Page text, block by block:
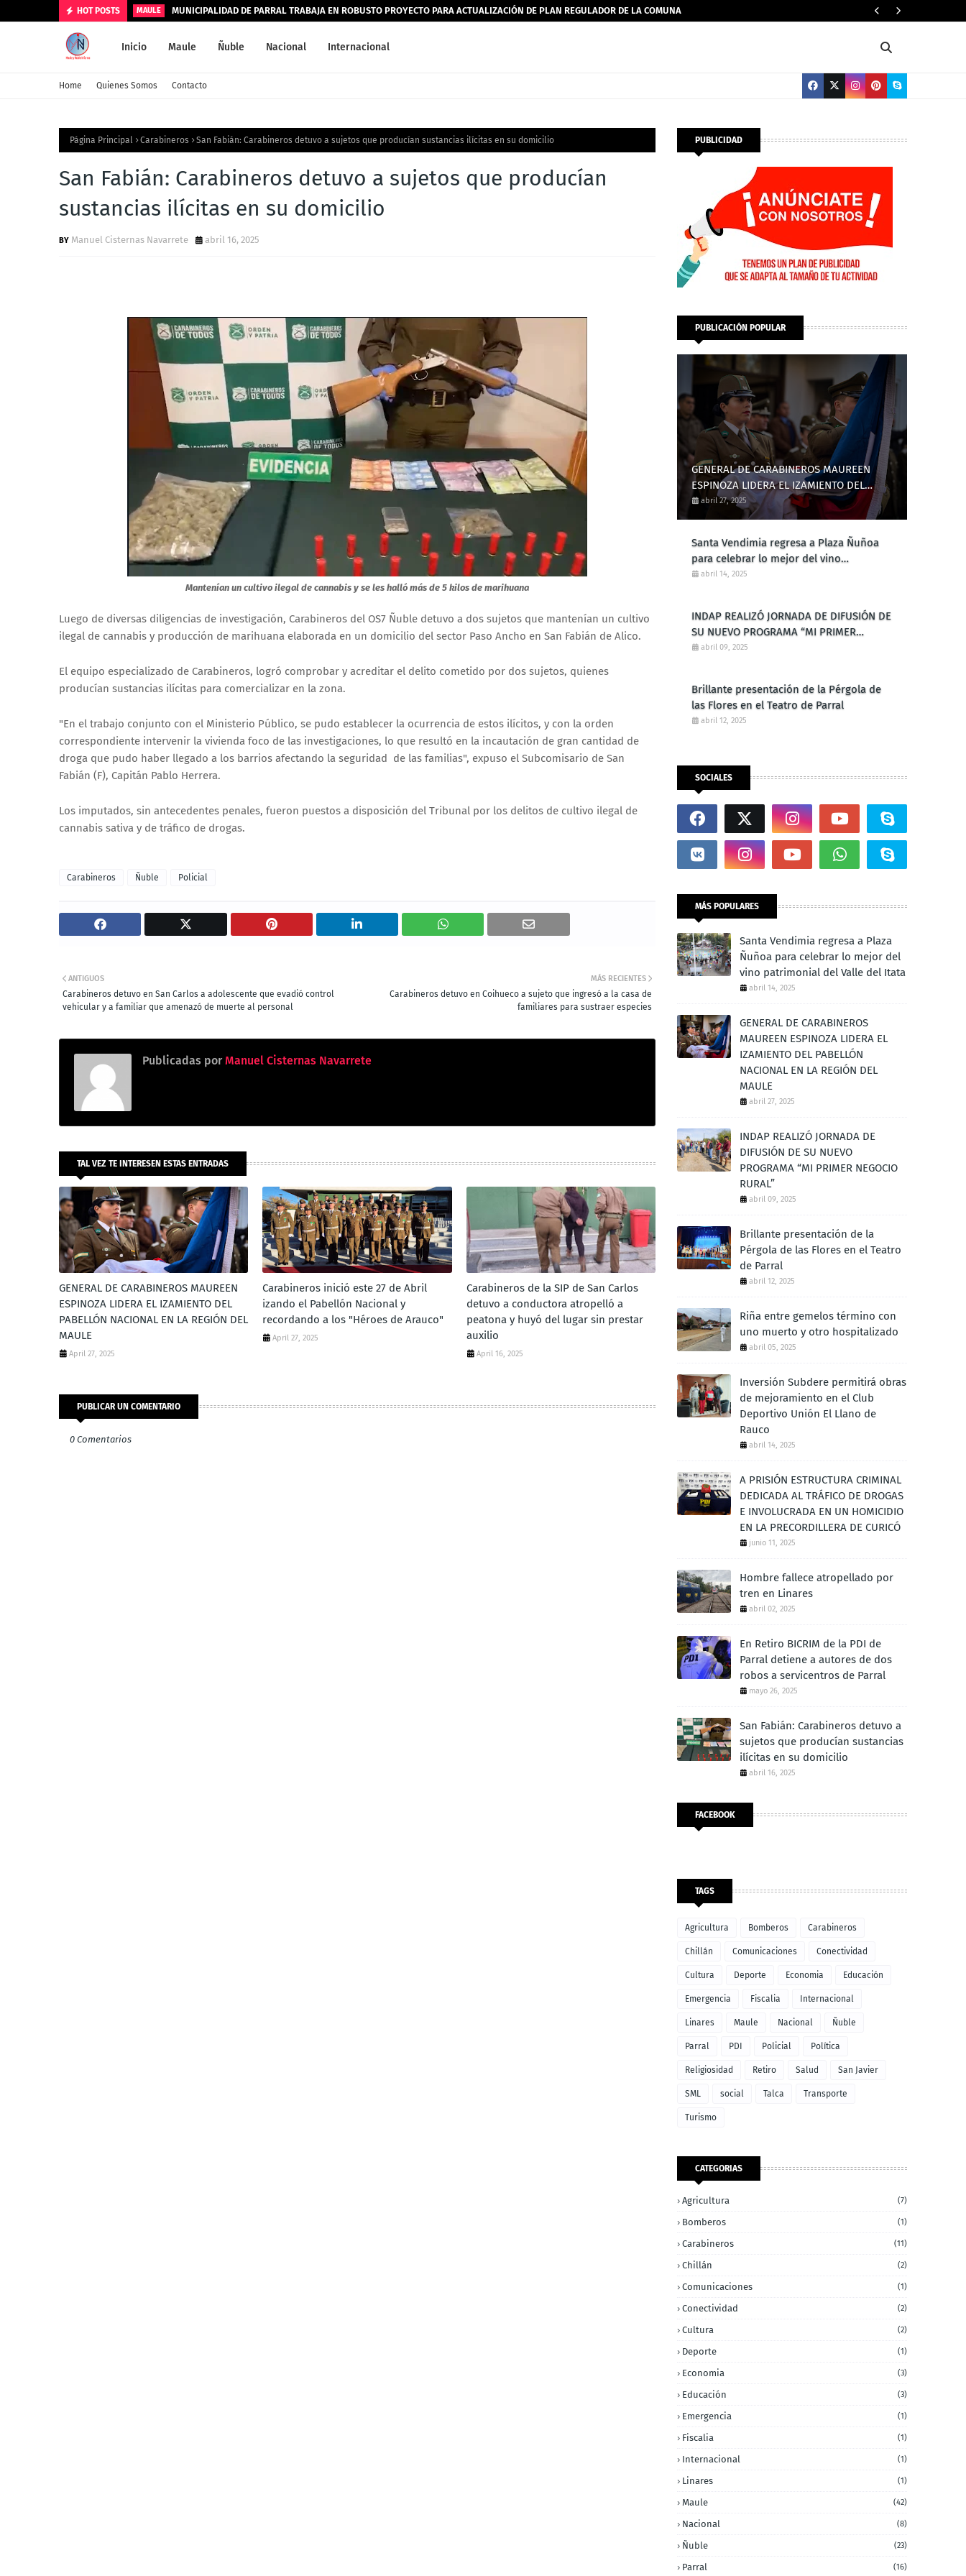
HOT POSTS MAULE MUNICIPALIDAD DE PARRAL TRABAJA EN ROBUSTO PROYECTO PARA ACTUALIZACIÓN DE PLAN REGULADOR DE LA COMUNA
Inicio Maule Ñuble Nacional Internacional
Home Quienes Somos Contacto
Página Principal Carabineros San Fabián: Carabineros detuvo a sujetos que producían sustancias ilícitas en su domicilio
San Fabián: Carabineros detuvo a sujetos que producían
sustancias ilícitas en su domicilio
Manuel Cisternas Navarrete abril 16, 2025
Mantenían un cultivo ilegal de cannabis y se les halló más de 5 kilos de marihuana
Luego de diversas diligencias de investigación, Carabineros del OS7 Ñuble detuvo a dos sujetos que mantenían un cultivo
ilegal de cannabis y producción de marihuana elaborada en un domicilio del sector Paso Ancho en San Fabián de Alico.
El equipo especializado de Carabineros, logró comprobar y acreditar el delito cometido por dos sujetos, quienes
producían sustancias ilícitas para comercializar en la zona.
"En el trabajo conjunto con el Ministerio Público, se pudo establecer la ocurrencia de estos ilícitos, y con la orden
correspondiente intervenir la vivienda foco de las investigaciones, lo que resultó en la incautación de gran cantidad de
droga que pudo haber llegado a los barrios afectando la seguridad de las familias", expuso el Subcomisario de San
Fabián (F), Capitán Pablo Herrera.
Los imputados, sin antecedentes penales, fueron puestos a disposición del Tribunal por los delitos de cultivo ilegal de
cannabis sativa y de tráfico de drogas.
Carabineros Ñuble Policial
MÁS RECIENTES
Carabineros detuvo en Coihueco a sujeto que ingresó a la casa de
familiares para sustraer especies
ANTIGUOS
Carabineros detuvo en San Carlos a adolescente que evadió control
vehicular y a familiar que amenazó de muerte al personal
Publicadas por Manuel Cisternas Navarrete
TAL VEZ TE INTERESEN ESTAS ENTRADAS
GENERAL DE CARABINEROS MAUREEN
ESPINOZA LIDERA EL IZAMIENTO DEL
PABELLÓN NACIONAL EN LA REGIÓN DEL
MAULE
April 27, 2025
Carabineros inició este 27 de Abril
izando el Pabellón Nacional y
recordando a los "Héroes de Arauco"
April 27, 2025
Carabineros de la SIP de San Carlos
detuvo a conductora atropelló a
peatona y huyó del lugar sin prestar
auxilio
April 16, 2025
PUBLICAR UN COMENTARIO
0 Comentarios
PUBLICIDAD
PUBLICACIÓN POPULAR
GENERAL DE CARABINEROS MAUREEN
ESPINOZA LIDERA EL IZAMIENTO DEL
PABELLÓN NACIONAL EN LA REGIÓN DEL
MAULE
abril 27, 2025
Santa Vendimia regresa a Plaza Ñuñoa
para celebrar lo mejor del vino
patrimonial del Valle del Itata
abril 14, 2025
INDAP REALIZÓ JORNADA DE DIFUSIÓN DE
SU NUEVO PROGRAMA “MI PRIMER
NEGOCIO RURAL”
abril 09, 2025
Brillante presentación de la Pérgola de
las Flores en el Teatro de Parral
abril 12, 2025
SOCIALES
MÁS POPULARES
Santa Vendimia regresa a Plaza
Ñuñoa para celebrar lo mejor del
vino patrimonial del Valle del Itata
abril 14, 2025
GENERAL DE CARABINEROS
MAUREEN ESPINOZA LIDERA EL
IZAMIENTO DEL PABELLÓN
NACIONAL EN LA REGIÓN DEL
MAULE
abril 27, 2025
INDAP REALIZÓ JORNADA DE
DIFUSIÓN DE SU NUEVO
PROGRAMA “MI PRIMER NEGOCIO
RURAL”
abril 09, 2025
Brillante presentación de la
Pérgola de las Flores en el Teatro
de Parral
abril 12, 2025
Riña entre gemelos término con
uno muerto y otro hospitalizado
abril 05, 2025
Inversión Subdere permitirá obras
de mejoramiento en el Club
Deportivo Unión El Llano de
Rauco
abril 14, 2025
A PRISIÓN ESTRUCTURA CRIMINAL
DEDICADA AL TRÁFICO DE DROGAS
E INVOLUCRADA EN UN HOMICIDIO
EN LA PRECORDILLERA DE CURICÓ
junio 11, 2025
Hombre fallece atropellado por
tren en Linares
abril 02, 2025
En Retiro BICRIM de la PDI de
Parral detiene a autores de dos
robos a servicentros de Parral
mayo 26, 2025
San Fabián: Carabineros detuvo a
sujetos que producían sustancias
ilícitas en su domicilio
abril 16, 2025
FACEBOOK
TAGS
Agricultura Bomberos Carabineros
Chillán Comunicaciones Conectividad
Cultura Deporte Economia Educación
Emergencia Fiscalia Internacional
Linares Maule Nacional Ñuble
Parral PDI Policial Política
Religiosidad Retiro Salud San Javier
SML social Talca Transporte
Turismo
CATEGORIAS
Agricultura (7)
Bomberos (1)
Carabineros (11)
Chillán (2)
Comunicaciones (1)
Conectividad (2)
Cultura (2)
Deporte (1)
Economia (3)
Educación (3)
Emergencia (1)
Fiscalia (1)
Internacional (1)
Linares (1)
Maule (42)
Nacional (8)
Ñuble (23)
Parral (16)